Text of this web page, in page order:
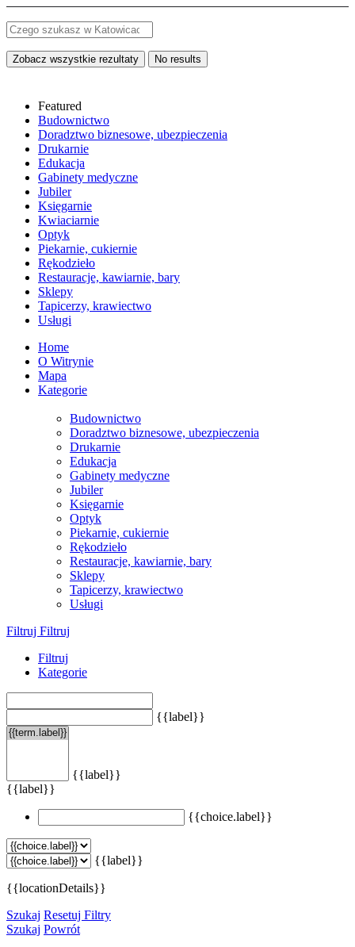
Zobacz wszystkie rezultaty No results
Featured
Budownictwo
Doradztwo biznesowe, ubezpieczenia
Drukarnie
Edukacja
Gabinety medyczne
Jubiler
Księgarnie
Kwiaciarnie
Optyk
Piekarnie, cukiernie
Rękodzieło
Restauracje, kawiarnie, bary
Sklepy
Tapicerzy, krawiectwo
Usługi
Home
O Witrynie
Mapa
Kategorie
Budownictwo
Doradztwo biznesowe, ubezpieczenia
Drukarnie
Edukacja
Gabinety medyczne
Jubiler
Księgarnie
Optyk
Piekarnie, cukiernie
Rękodzieło
Restauracje, kawiarnie, bary
Sklepy
Tapicerzy, krawiectwo
Usługi
Filtruj Filtruj
Filtruj
Kategorie
{{label}}
{{label}}
{{label}}
{{choice.label}}
{{label}}
{{locationDetails}}
Szukaj Resetuj Filtry
Szukaj Powrót